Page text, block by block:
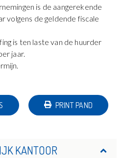
is de aangerekende
volgens de geldende fiscale
is ten laste van de huurder
jaar.
PRINT PAND
KANTOOR